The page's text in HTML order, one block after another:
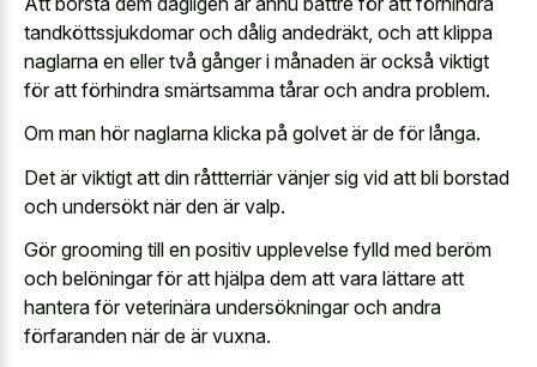
tandköttssjukdomar och dålig andedräkt, och att klippa
naglarna en eller två gånger i månaden är också viktigt
för att förhindra smärtsamma tårar och andra problem.
Om man hör naglarna klicka på golvet är de för långa.
Det är viktigt att din råttterriär vänjer sig vid att bli borstad
och undersökt när den är valp.
Gör grooming till en positiv upplevelse fylld med beröm
och belöningar för att hjälpa dem att vara lättare att
hantera för veterinära undersökningar och andra
förfaranden när de är vuxna.